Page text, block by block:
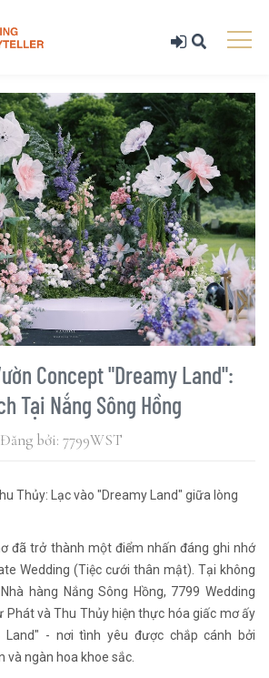
Concept "Dreamy Land":
Tại Nắng Sông Hồng
Đăng bởi: 7799WST
Thủy: Lạc vào "Dreamy Land" giữa lòng
đã trở thành một điểm nhấn đáng ghi nhớ
Wedding (Tiệc cưới thân mật). Tại không
hàng Nắng Sông Hồng, 7799 Wedding
Phát và Thu Thủy hiện thực hóa giấc mơ ấy
Land" - nơi tình yêu được chắp cánh bởi
và ngàn hoa khoe sắc.